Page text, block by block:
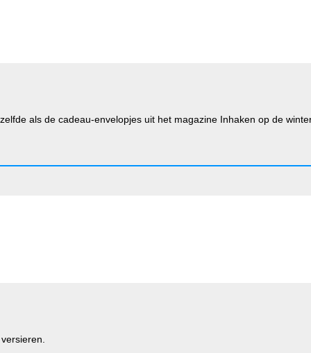
als de cadeau-envelopjes uit het magazine Inhaken op de